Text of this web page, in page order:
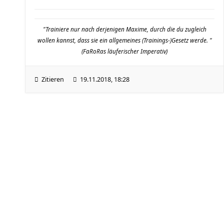
"Trainiere nur nach derjenigen Maxime, durch die du zugleich
wollen kannst, dass sie ein allgemeines (Trainings-)Gesetz werde. "
(FaRoRas läuferischer Imperativ)
Zitieren 19.11.2018, 18:28